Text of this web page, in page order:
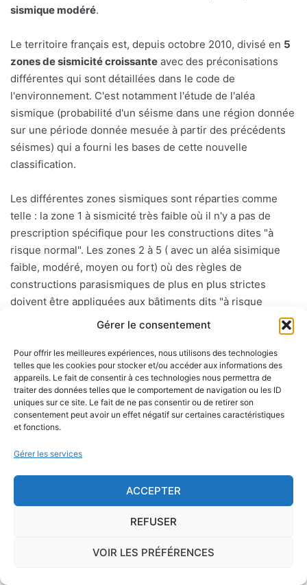
Gérer le consentement
Pour offrir les meilleures expériences, nous utilisons des technologies
telles que les cookies pour stocker et/ou accéder aux informations des
appareils. Le fait de consentir à ces technologies nous permettra de
traiter des données telles que le comportement de navigation ou les ID
uniques sur ce site. Le fait de ne pas consentir ou de retirer son
consentement peut avoir un effet négatif sur certaines caractéristiques
et fonctions.
Gérer les services
ACCEPTER
REFUSER
VOIR LES PRÉFÉRENCES
sismique modéré.
Le territoire français est, depuis octobre 2010, divisé en 5
zones de sismicité croissante avec des préconisations
différentes qui sont détaillées dans le code de
l'environnement. C'est notamment l'étude de l'aléa
sismique (probabilité d'un séisme dans une région donnée
sur une période donnée mesuée à partir des précédents
séismes) qui a fourni les bases de cette nouvelle
classification.
Les différentes zones sismiques sont réparties comme
telle : la zone 1 à sismicité très faible où il n'y a pas de
prescription spécifique pour les constructions dites "à
risque normal". Les zones 2 à 5 ( avec un aléa sisimique
faible, modéré, moyen ou fort) où des règles de
constructions parasismiques de plus en plus strictes
doivent être appliquées aux bâtiments dits "à risque
Le risque mérule
Le diagnostic concernant la mérule, champignon
lignivore n'est pas obligatoire pour la vente d'un bien
immobilier hormis dans 20 communes du Finistère
.Cependant, il est préférable d'être particulièrement
existent dans de nombreuses communes partout en
dans un logement contenant du bois, des règles sont